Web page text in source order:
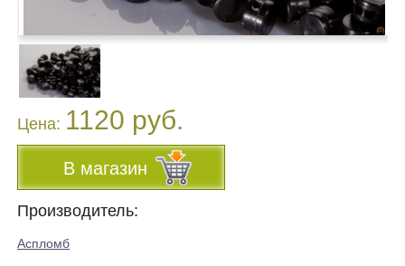
Цена: 1120 руб.
В магазин
Производитель:
Аспломб